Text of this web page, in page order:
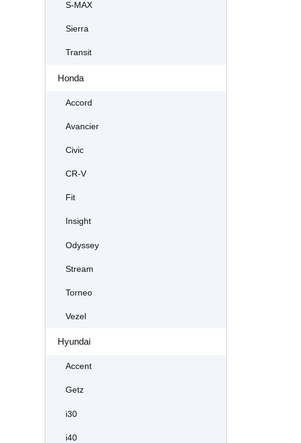
S-MAX
Sierra
Transit
Honda
Accord
Avancier
Civic
CR-V
Fit
Insight
Odyssey
Stream
Torneo
Vezel
Hyundai
Accent
Getz
i30
i40